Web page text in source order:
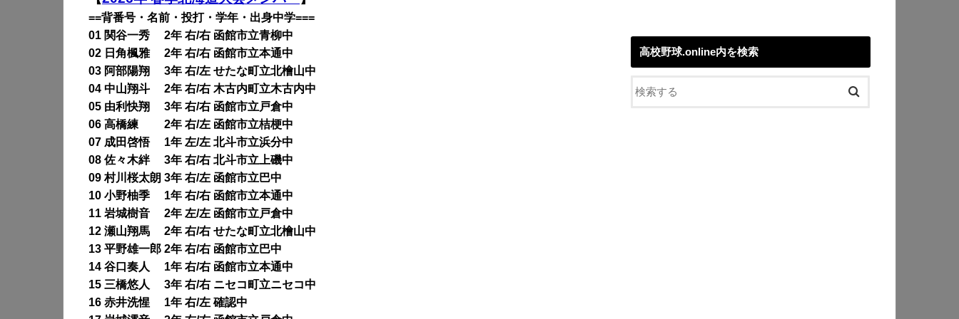
==背番号・名前・投打・学年・出身中学===
01 関谷一秀 2年 右/右 函館市立青柳中
02 日角楓雅 2年 右/右 函館市立本通中
03 阿部陽翔 3年 右/左 せたな町立北檜山中
04 中山翔斗 2年 右/右 木古内町立木古内中
05 由利快翔 3年 右/右 函館市立戸倉中
06 高橋練 2年 右/左 函館市立桔梗中
07 成田啓悟 1年 左/左 北斗市立浜分中
08 佐々木絆 3年 右/右 北斗市立上磯中
09 村川桜太朗 3年 右/左 函館市立巴中
10 小野柚季 1年 右/右 函館市立本通中
11 岩城樹音 2年 左/左 函館市立戸倉中
12 瀬山翔馬 2年 右/右 せたな町立北檜山中
13 平野雄一郎 2年 右/右 函館市立巴中
14 谷口奏人 1年 右/右 函館市立本通中
15 三橋悠人 3年 右/右 ニセコ町立ニセコ中
16 赤井洗惺 1年 右/左 確認中
高校野球.online内を検索